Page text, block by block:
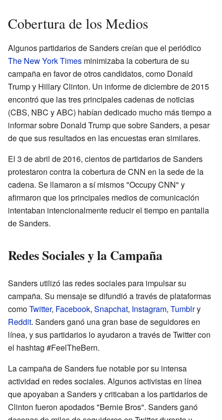
Cobertura de los Medios
Algunos partidarios de Sanders creían que el periódico
The New York Times minimizaba la cobertura de su
campaña en favor de otros candidatos, como Donald
Trump y Hillary Clinton. Un informe de diciembre de 2015
encontró que las tres principales cadenas de noticias
(CBS, NBC y ABC) habían dedicado mucho más tiempo a
informar sobre Donald Trump que sobre Sanders, a pesar
de que sus resultados en las encuestas eran similares.
El 3 de abril de 2016, cientos de partidarios de Sanders
protestaron contra la cobertura de CNN en la sede de la
cadena. Se llamaron a sí mismos "Occupy CNN" y
afirmaron que los principales medios de comunicación
intentaban intencionalmente reducir el tiempo en pantalla
de Sanders.
Redes Sociales y la Campaña
Sanders utilizó las redes sociales para impulsar su
campaña. Su mensaje se difundió a través de plataformas
comoTwitter, Facebook, Snapchat, Instagram, Tumblry
Reddit. Sanders ganó una gran base de seguidores en
línea, y sus partidarios lo ayudaron a través de Twitter con
el hashtag #FeelTheBern.
La campaña de Sanders fue notable por su intensa
actividad en redes sociales. Algunos activistas en línea
que apoyaban a Sanders y criticaban a los partidarios de
Clinton fueron apodados "Bernie Bros". Sanders ganó